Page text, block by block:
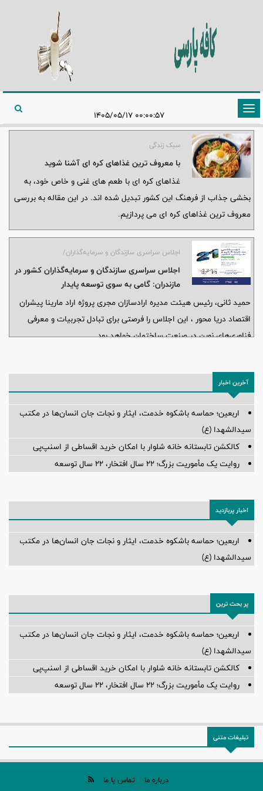
تغییر
وضعیت
ناوبری
۰۰:۰۰:۵۷ ۱۴۰۵/۰۵/۱۷
سبک زندگی
با معروف ترین غذاهای کره ای آشنا شوید
غذاهای کره ای با طعم های غنی و خاص خود، به
بخشی جذاب از فرهنگ این کشور تبدیل شده اند. در این مقاله به بررسی
معروف ترین غذاهای کره ای می پردازیم.
اجلاس سراسری سازندگان و سرمایه‌گذاران/
اجلاس سراسری سازندگان و سرمایه‌گذاران کشور در
مازندران: گامی به سوی توسعه پایدار
حمید ثانی، رئیس هیئت مدیره ارادسازان مجری پروژه اراد مارینا پیشران
اقتصاد دریا محور ، این اجلاس را فرصتی برای تبادل تجربیات و معرفی
فناوری‌های نوین در صنعت ساختمان خواهد بود.
آخرین اخبار
اربعین؛ حماسه باشکوه خدمت، ایثار و نجات جان انسان‌ها در مکتب
سیدالشهدا (ع)
کالکشن تابستانه خانه شلوار با امکان خرید اقساطی از اسنپ‌پی
روایت یک مأموریت بزرگ؛ ۲۲ سال افتخار، ۲۲ سال توسعه
اخبار پربازدید
اربعین؛ حماسه باشکوه خدمت، ایثار و نجات جان انسان‌ها در مکتب
سیدالشهدا (ع)
پر بحث ترین
اربعین؛ حماسه باشکوه خدمت، ایثار و نجات جان انسان‌ها در مکتب
سیدالشهدا (ع)
کالکشن تابستانه خانه شلوار با امکان خرید اقساطی از اسنپ‌پی
روایت یک مأموریت بزرگ؛ ۲۲ سال افتخار، ۲۲ سال توسعه
تبلیغات متنی
درباره ما
تماس با ما